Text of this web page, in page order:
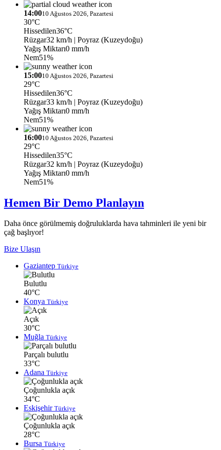
14:0010 Ağustos 2026, Pazartesi
30°C
Hissedilen36°C
Rüzgar32 km/h | Poyraz (Kuzeydoğu)
Yağış Miktarı0 mm/h
Nem51%
15:0010 Ağustos 2026, Pazartesi
29°C
Hissedilen36°C
Rüzgar33 km/h | Poyraz (Kuzeydoğu)
Yağış Miktarı0 mm/h
Nem51%
16:0010 Ağustos 2026, Pazartesi
29°C
Hissedilen35°C
Rüzgar32 km/h | Poyraz (Kuzeydoğu)
Yağış Miktarı0 mm/h
Nem51%
Hemen Bir Demo Planlayın
Daha önce görülmemiş doğruluklarda hava tahminleri ile yeni bir
çağ başlıyor!
Bize Ulaşın
Gaziantep Türkiye
Bulutlu
40°C
Konya Türkiye
Açık
30°C
Muğla Türkiye
Parçalı bulutlu
33°C
Adana Türkiye
Çoğunlukla açık
34°C
Eskişehir Türkiye
Çoğunlukla açık
28°C
Bursa Türkiye